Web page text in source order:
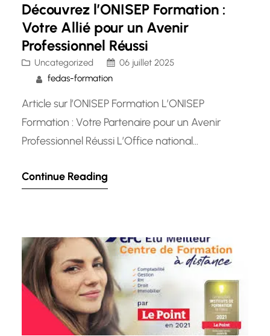
encore plus accessible et flexible. La formation
à…
Découvrez l’ONISEP Formation :
Votre Allié pour un Avenir
Professionnel Réussi
Uncategorized
06 juillet 2025
fedas-formation
Article sur l’ONISEP Formation L’ONISEP
Formation : Votre Partenaire pour un Avenir
Professionnel Réussi L’Office national
professions (ONISEP) est un acteur
Formation, branche dédiée à l’éducation tout au
long de la vie, propose une gamme diversifiée…
Continue Reading